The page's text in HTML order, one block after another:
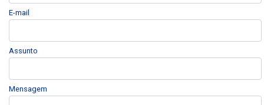
E-mail
Assunto
Mensagem